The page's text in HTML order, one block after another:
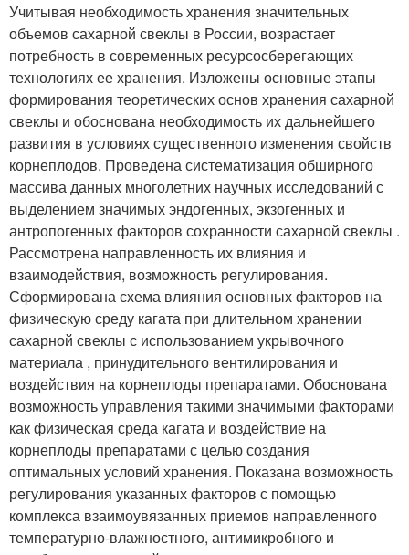
Учитывая необходимость хранения значительных
объемов сахарной свеклы в России, возрастает
потребность в современных ресурсосберегающих
технологиях ее хранения. Изложены основные этапы
формирования теоретических основ хранения сахарной
свеклы и обоснована необходимость их дальнейшего
развития в условиях существенного изменения свойств
корнеплодов. Проведена систематизация обширного
массива данных многолетних научных исследований с
выделением значимых эндогенных, экзогенных и
антропогенных факторов сохранности сахарной свеклы .
Рассмотрена направленность их влияния и
взаимодействия, возможность регулирования.
Сформирована схема влияния основных факторов на
физическую среду кагата при длительном хранении
сахарной свеклы с использованием укрывочного
материала , принудительного вентилирования и
воздействия на корнеплоды препаратами. Обоснована
возможность управления такими значимыми факторами
как физическая среда кагата и воздействие на
корнеплоды препаратами с целью создания
оптимальных условий хранения. Показана возможность
регулирования указанных факторов с помощью
комплекса взаимоувязанных приемов направленного
температурно-влажностного, антимикробного и